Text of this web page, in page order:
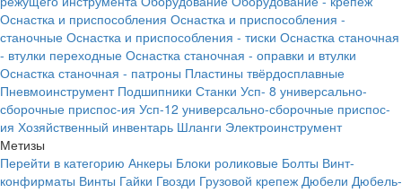
Оснастка и приспособления Оснастка и приспособления -
станочные Оснастка и приспособления - тиски Оснастка станочная
- втулки переходные Оснастка станочная - оправки и втулки
Оснастка станочная - патроны Пластины твёрдосплавные
Пневмоинструмент Подшипники Станки Усп- 8 универсально-
сборочные приспос-ия Усп-12 универсально-сборочные приспос-
ия Хозяйственный инвентарь Шланги Электроинструмент
Метизы
Перейти в категорию Анкеры Блоки роликовые Болты Винт-
конфирматы Винты Гайки Гвозди Грузовой крепеж Дюбели Дюбель-